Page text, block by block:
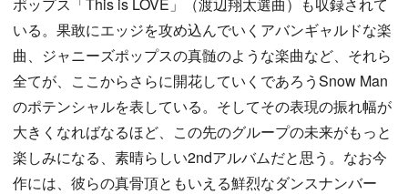
いる。果敢にエッジを攻め込んでいくアバンギャルドな楽
曲、ジャニーズポップスの真髄のような楽曲など、それら
全てが、ここからさらに開花していくであろうSnow Man
のポテンシャルを表している。そしてその表現の振れ幅が
大きくなればなるほど、この先のグループの未来がもっと
楽しみになる、素晴らしい2ndアルバムだと思う。なお今
作には、彼らの真骨頂ともいえる鮮烈なダンスナンバー